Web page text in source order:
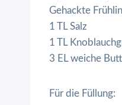
Gehackte
1 TL Salz
1 TL
3 EL weiche
Für die Füllung: